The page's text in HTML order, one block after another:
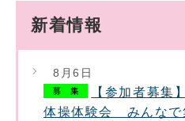
新着情報
8月6日
【参加者募集
体操体験会 みんなで